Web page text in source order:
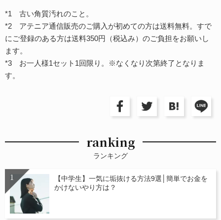
*1 古い角質汚れのこと。
*2 アテニア通信販売のご購入が初めての方は送料無料。すで
にご登録のある方は送料350円（税込み）のご負担をお願いし
ます。
*3 お一人様1セット1回限り。※なくなり次第終了となりま
す。
ranking
ランキング
【中学生】一気に垢抜ける方法9選│簡単でお金を
かけないやり方は？